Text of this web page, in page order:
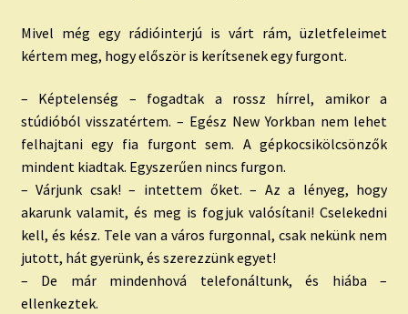
Mivel még egy rádióinterjú is várt rám, üzletfeleimet
kértem meg, hogy először is kerítsenek egy furgont.
– Képtelenség – fogadtak a rossz hírrel, amikor a
stúdióból visszatértem. – Egész New Yorkban nem lehet
felhajtani egy fia furgont sem. A gépkocsikölcsönzők
mindent kiadtak. Egyszerűen nincs furgon.
– Várjunk csak! – intettem őket. – Az a lényeg, hogy
akarunk valamit, és meg is fogjuk valósítani! Cselekedni
kell, és kész. Tele van a város furgonnal, csak nekünk nem
jutott, hát gyerünk, és szerezzünk egyet!
– De már mindenhová telefonáltunk, és hiába –
ellenkeztek.